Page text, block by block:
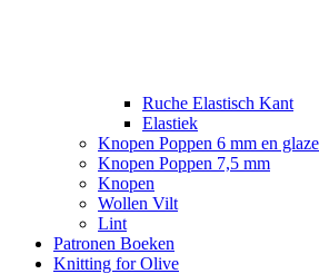
Ruche Elastisch Kant
Elastiek
Knopen Poppen 6 mm en
Knopen Poppen 7,5 mm
Knopen
Wollen Vilt
Lint
Patronen Boeken
Knitting for Olive